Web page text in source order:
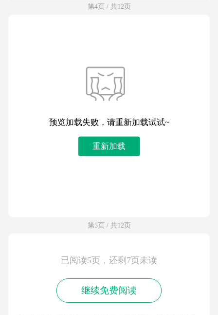
第4页 / 共12页
预览加载失败，请重新加载试试~
重新加载
第5页 / 共12页
已阅读5页，还剩7页未读
继续免费阅读